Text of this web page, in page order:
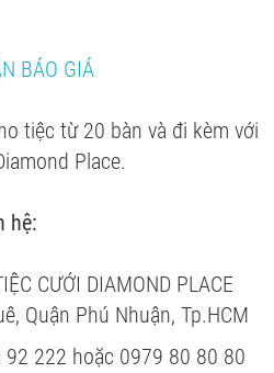
BÁO GIÁ
tiệc từ 20 bàn và đi kèm với
Place.
hệ:
CƯỚI DIAMOND PLACE
Quận Phú Nhuận, Tp.HCM
92 222 hoặc 0979 80 80 80